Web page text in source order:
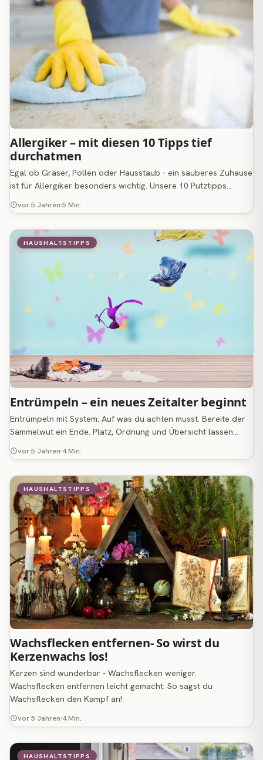
Allergiker – mit diesen 10 Tipps tief
durchatmen
Egal ob Gräser, Pollen oder Hausstaub - ein sauberes Zuhause
ist für Allergiker besonders wichtig. Unsere 10 Putztipps…
vor 5 Jahren 5 Min.
HAUSHALTSTIPPS
Entrümpeln – ein neues Zeitalter beginnt
Entrümpeln mit System: Auf was du achten musst. Bereite der
Sammelwut ein Ende. Platz, Ordnung und Übersicht lassen…
vor 5 Jahren 4 Min.
HAUSHALTSTIPPS
Wachsflecken entfernen- So wirst du
Kerzenwachs los!
Kerzen sind wunderbar - Wachsflecken weniger.
Wachsflecken entfernen leicht gemacht: So sagst du
Wachsflecken den Kampf an!
vor 5 Jahren 4 Min.
HAUSHALTSTIPPS